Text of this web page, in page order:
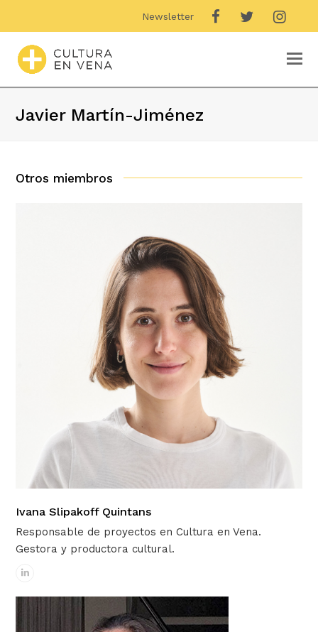
Newsletter
Javier Martín-Jiménez
Otros miembros
Ivana Slipakoff Quintans
Responsable de proyectos en Cultura en Vena.
Gestora y productora cultural.
Linkedin